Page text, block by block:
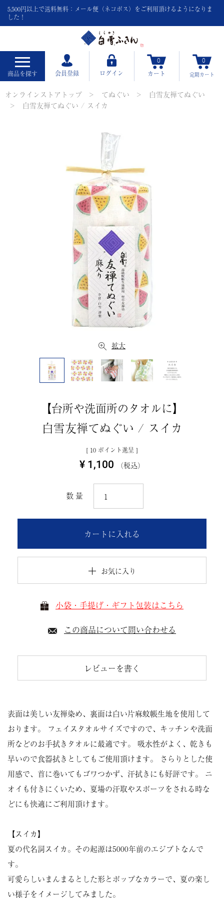
5,500円以上で送料無料：メール便（ネコポス）をご利用頂けるようになりま
した！
商品を探す 会員登録 ログイン
0
カート
0
定期カート
オンラインストアトップ てぬぐい
白雪友禅てぬぐい
白雪友禅てぬぐい / スイカ
拡大
【台所や洗面所のタオルに】
白雪友禅てぬぐい / スイカ
[ 10 ポイント進呈 ]
¥ 1,100 税込
お気に入り
カートに入れる
小袋・手提げ・ギフト包装はこちら
この商品について問い合わせる
レビューを書く
表面は美しい友禅染め、裏面は白い片麻蚊帳生地を使用して
おります。 フェイスタオルサイズですので、キッチンや洗面
所などのお手拭きタオルに最適です。 吸水性がよく、乾きも
早いので食器拭きとしてもご使用頂けます。 さらりとした使
用感で、首に巻いてもゴワつかず、汗拭きにも好評です。 ニ
オイも付きにくいため、夏場の汗取やスポーツをされる時な
どにも快適にご利用頂けます。
【スイカ】
夏の代名詞スイカ。その起源は5000年前のエジプトなんで
す。
可愛らしいまんまるとした形とポップなカラーで、夏の楽し
い様子をイメージしてみました。